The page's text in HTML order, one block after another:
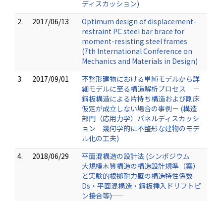
ディスカッション)
2.
2017/06/13
Optimum design of displacement-
restraint PC steel bar brace for
moment-resisting steel frames
(7th International Conference on
Mechanics and Materials in Design)
3.
2017/09/01
不整形建物における単純モデルから詳
細モデルに至る構造解析プロセス －
鋼板構造による片持ち構造および剛床
仮定が成立しない場合の事例－ (構造
部門（応用力学）パネルディスカッシ
ョン 幾何学的に不整形な建物のモデ
ル化の工夫)
4.
2018/06/29
平面混構造の設計法 (シンポジウム
大規模木質構造の構造設計規準（案）
と実験的根拠――耐力壁の構造特性係数
Ds・平面混構造・鋼板挿入ドリフトピ
ン接合等――)